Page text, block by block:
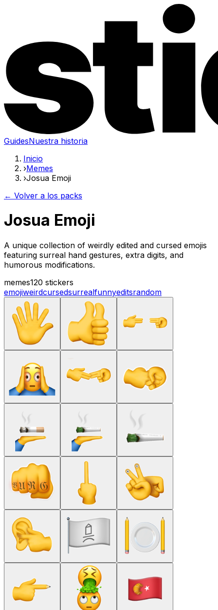
GuidesNuestra historia
Inicio
›Memes
›Josua Emoji
← Volver a los packs
Josua Emoji
A unique collection of weirdly edited and cursed emojis
featuring surreal hand gestures, extra digits, and
humorous modifications.
memes120 stickers
emojiweirdcursedsurrealfunnyeditsrandom